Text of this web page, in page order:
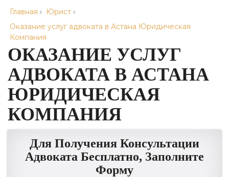
Главная › Юрист ›
Оказание услуг адвоката в Астана Юридическая
Компания
ОКАЗАНИЕ УСЛУГ
АДВОКАТА В АСТАНА
ЮРИДИЧЕСКАЯ
КОМПАНИЯ
Для Получения Консультации
Адвоката Бесплатно, Заполните
Форму